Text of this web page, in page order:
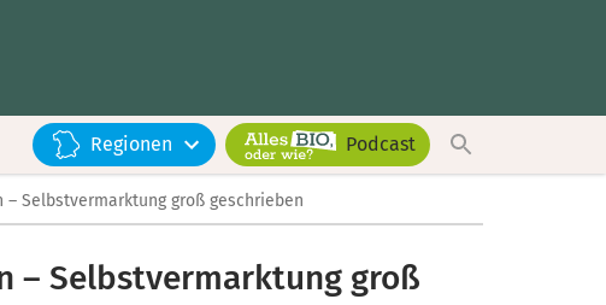
Regionen Podcast
Selbstvermarktung groß geschrieben
– Selbstvermarktung groß